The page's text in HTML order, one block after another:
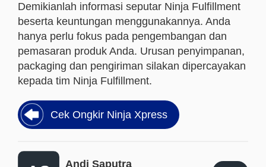
Demikianlah informasi seputar Ninja Fulfillment
beserta keuntungan menggunakannya. Anda
hanya perlu fokus pada pengembangan dan
pemasaran produk Anda. Urusan penyimpanan,
packaging dan pengiriman silakan dipercayakan
kepada tim Ninja Fulfillment.
Cek Ongkir Ninja Xpress
Andi Saputra